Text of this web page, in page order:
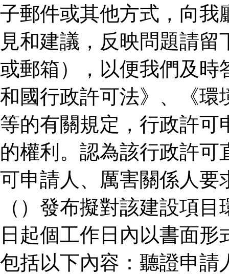
子郵件或其他方式，向我
見和建議，反映問題請
或郵箱），以便我們及時
和國行政許可法》、《環
等的有關規定，行政許可
的權利。認為該行政許
可申請人、厲害關係人要
（）發布擬對該建設項
日起個工作日內以書面
包括以下內容：聽證申請